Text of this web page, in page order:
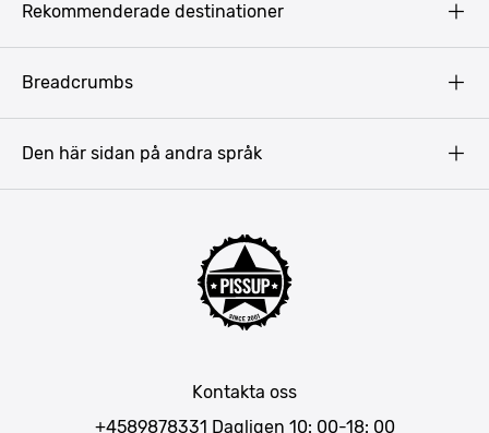
Rekommenderade destinationer
Breadcrumbs
Kontakta oss
+4589878331 Dagligen 10: 00-18: 00
Den här sidan på andra språk